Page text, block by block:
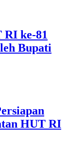
RI ke-81
Bupati
HUT RI